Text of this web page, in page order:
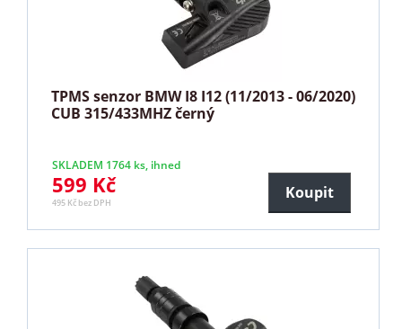
TPMS senzor BMW I8 I12 (11/2013 - 06/2020)
CUB 315/433MHZ černý
SKLADEM 1764 ks, ihned
599 Kč
495 Kč bez DPH
Koupit